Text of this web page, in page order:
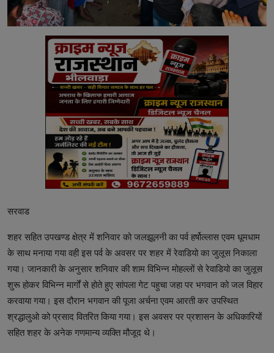
सरवाड
शहर सहित उपखण्ड क्षेत्र में शनिवार को जलझूलनी का पर्व हर्षोल्लास एवम धूमधाम
के साथ मनाया गया वही इस पर्व के अवसर पर शहर में रेवाडियो का जुलूस निकाला
गया। जानकारी के अनुसार शनिवार की शाम विभिन्न मोहल्लों से रेवाडियो का जुलूस
शुरू होकर विभिन्न मार्गों से होते हुए सांपला गेट पहुचा जहा पर भगवान को जल विहार
करवाया गया। इस दौरान भगवान की पूजा अर्चना एवम आरती कर उपस्थित
श्रद्धालुओ को प्रसाद वितरित किया गया। इस अवसर पर प्रशासन के अधिकारियों
सहित शहर के अनेक गणमान्य व्यक्ति मौजूद थे।